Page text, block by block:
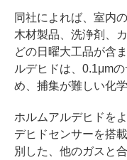
同社によれば、室内
木材製品、洗浄剤、
どの日曜大工品が含
ルデヒドは、0.1μm
め、捕集が難しい化
ホルムアルデヒドを
デヒドセンサーを搭
別した、他のガスと